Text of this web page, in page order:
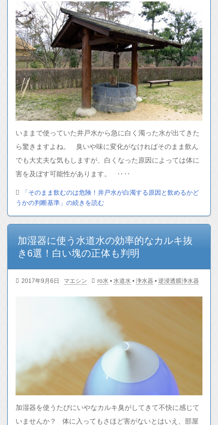
いままで使っていた井戸水から急に白く濁った水が出てきた
ら驚きますよね。 臭いや味に変化がなければそのまま飲ん
でも大丈夫な気もしますが、白くなった原因によっては体に
害を及ぼす可能性があります。 ‥‥
「そのまま飲むのは危険！井戸水が白濁する原因と飲めるかど
うかの判断基準」の続きを読む
加湿器に使う水道水の効率的なカルキ抜
き6選！白い塊の正体も判明
2017年9月6日 マエシン ro水 • 水道水 • 浄水器 • 逆浸透膜浄水器
加湿器を使うたびにいやなカルキ臭がしてきて不快に感じて
いませんか？ 体に入ってもさほど害がないとはいえ、部屋